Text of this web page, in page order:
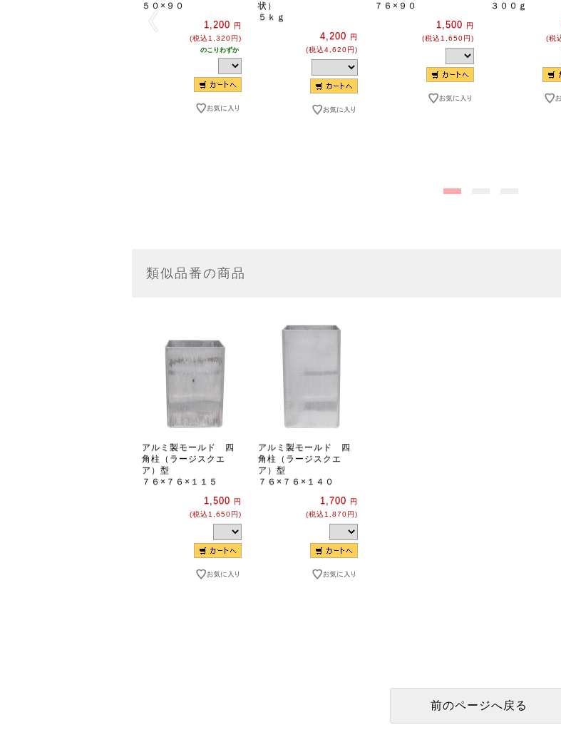
５０×９０
1,200
円
(税込1,320円)
のこりわずか
状）
５ｋｇ
4,200
円
(税込4,620円)
７６×９０
1,500
円
(税込1,650円)
３００ｇ
(税
類似品番の商品
アルミ製モールド 四
角柱（ラージスクエ
ア）型
７６×７６×１１５
1,500
円
(税込1,650円)
アルミ製モールド 四
角柱（ラージスクエ
ア）型
７６×７６×１４０
1,700
円
(税込1,870円)